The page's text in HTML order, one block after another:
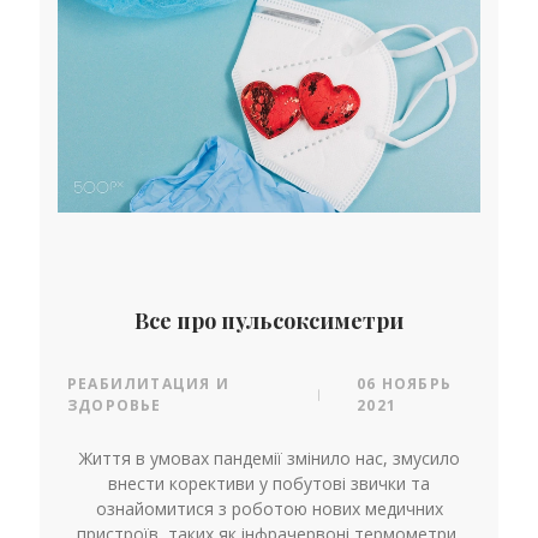
Все про пульсоксиметри
РЕАБИЛИТАЦИЯ И
ЗДОРОВЬЕ
06 НОЯБРЬ
2021
Життя в умовах пандемії змінило нас, змусило
внести корективи у побутові звички та
ознайомитися з роботою нових медичних